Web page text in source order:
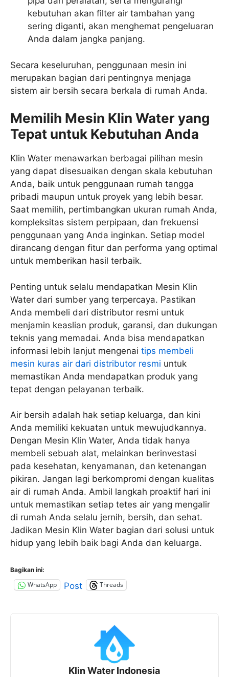
kebutuhan akan filter air tambahan yang
sering diganti, akan menghemat pengeluaran
Anda dalam jangka panjang.
Secara keseluruhan, penggunaan mesin ini
merupakan bagian dari pentingnya menjaga
sistem air bersih secara berkala di rumah Anda.
Memilih Mesin Klin Water yang
Tepat untuk Kebutuhan Anda
Klin Water menawarkan berbagai pilihan mesin
yang dapat disesuaikan dengan skala kebutuhan
Anda, baik untuk penggunaan rumah tangga
pribadi maupun untuk proyek yang lebih besar.
Saat memilih, pertimbangkan ukuran rumah Anda,
kompleksitas sistem perpipaan, dan frekuensi
penggunaan yang Anda inginkan. Setiap model
dirancang dengan fitur dan performa yang optimal
untuk memberikan hasil terbaik.
Penting untuk selalu mendapatkan Mesin Klin
Water dari sumber yang terpercaya. Pastikan
Anda membeli dari distributor resmi untuk
menjamin keaslian produk, garansi, dan dukungan
teknis yang memadai. Anda bisa mendapatkan
informasi lebih lanjut mengenai tips membeli
mesin kuras air dari distributor resmi untuk
memastikan Anda mendapatkan produk yang
tepat dengan pelayanan terbaik.
Air bersih adalah hak setiap keluarga, dan kini
Anda memiliki kekuatan untuk mewujudkannya.
Dengan Mesin Klin Water, Anda tidak hanya
membeli sebuah alat, melainkan berinvestasi
pada kesehatan, kenyamanan, dan ketenangan
pikiran. Jangan lagi berkompromi dengan kualitas
air di rumah Anda. Ambil langkah proaktif hari ini
untuk memastikan setiap tetes air yang mengalir
di rumah Anda selalu jernih, bersih, dan sehat.
Jadikan Mesin Klin Water bagian dari solusi untuk
hidup yang lebih baik bagi Anda dan keluarga.
Bagikan ini:
WhatsApp Post Threads
Klin Water Indonesia